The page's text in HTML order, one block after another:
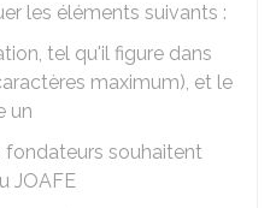
les éléments suivants :
tel qu'il figure dans
maximum), et le
un
fondateurs souhaitent
JOAFE